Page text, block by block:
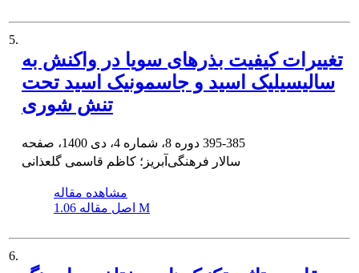
5.
تغییرات کیفیت بذرهای سویا در واکنش به
سالیسیلیک اسید و جاسمونیک اسید تحت
تنش شوری
395-385
سالار فرهنگی‌آبریز؛ کاظم قاسمی گلعذانی
مشاهده مقاله
اصل مقاله 1.06 M
6.